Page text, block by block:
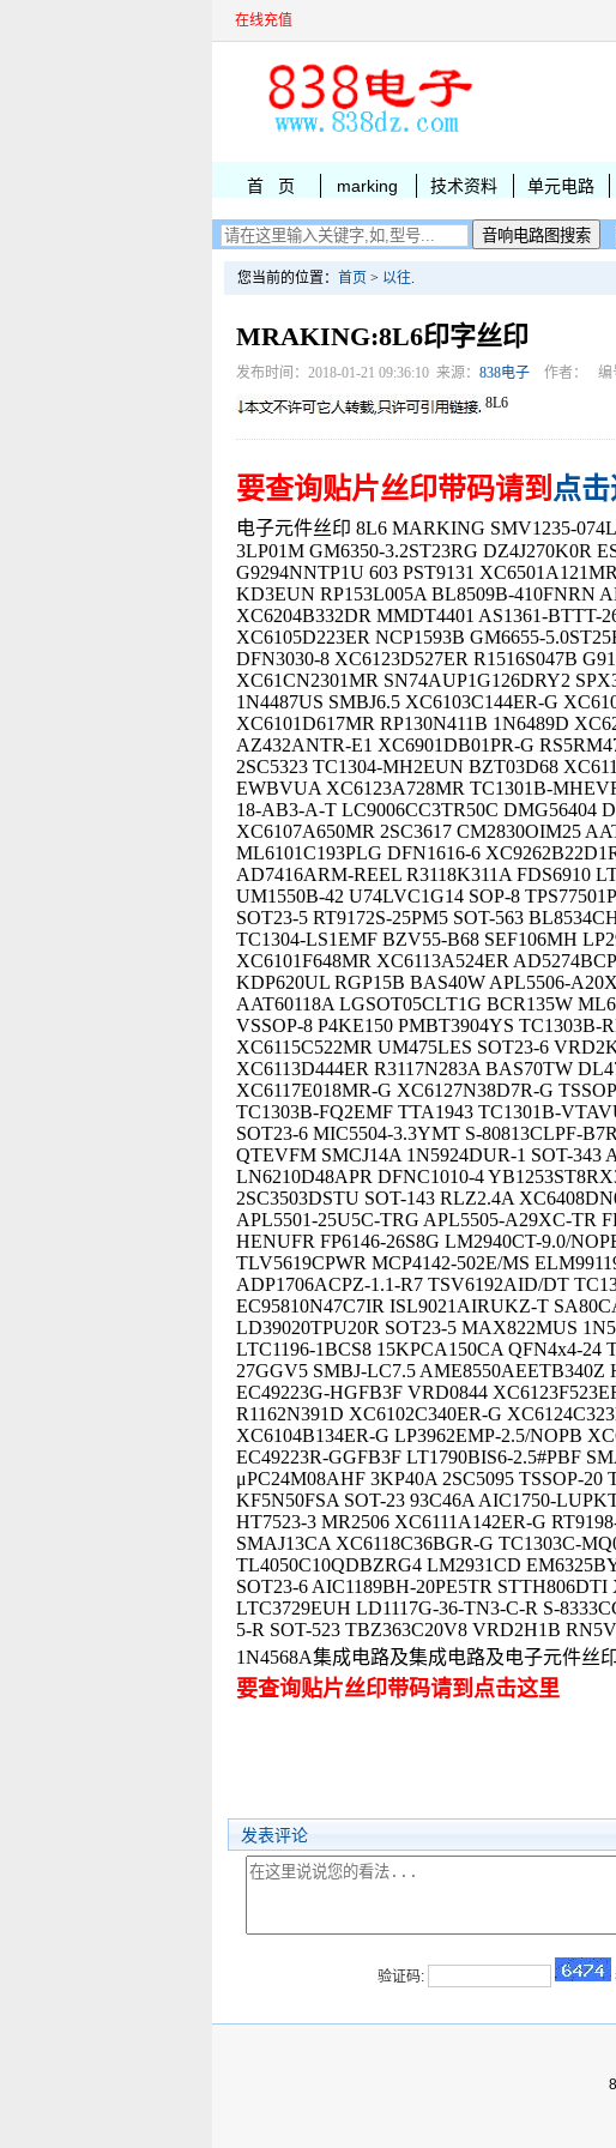
在线充值
首 页 marking 技术资料 单元电路
您当前的位置： 首页 > 以往.
MRAKING:8L6印字丝印
发布时间：2018-01-21 09:36:10 来源： 838电子 作者： 编
8L6
要查询贴片丝印带码请到 点
电子元件丝印 8L6 MARKING SMV1235-
3LP01M GM6350-3.2ST23RG DZ4J270K0R
G9294NNTP1U 603 PST9131
KD3EUN RP153L005A BL8509B-410FNRN
XC6204B332DR MMDT4401 AS1361-BTTT-
XC6105D223ER NCP1593B GM6655-
DFN3030-8 XC6123D527ER R1516S047B
XC61CN2301MR SN74AUP1G126DRY2
1N4487US SMBJ6.5 XC6103C144ER-G
XC6101D617MR RP130N411B 1N6489D
AZ432ANTR-E1 XC6901DB01PR-G
2SC5323 TC1304-MH2EUN BZT03D68
EWBVUA XC6123A728MR TC1301B-
18-AB3-A-T LC9006CC3TR50C DMG56404
XC6107A650MR 2SC3617 CM2830OIM25
ML6101C193PLG DFN1616-6
AD7416ARM-REEL R3118K311A FDS6910
UM1550B-42 U74LVC1G14 SOP-8
SOT23-5 RT9172S-25PM5 SOT-563
TC1304-LS1EMF BZV55-B68 SEF106MH
XC6101F648MR XC6113A524ER
KDP620UL RGP15B BAS40W APL5506-
AAT60118A LGSOT05CLT1G BCR135W
VSSOP-8 P4KE150 PMBT3904YS
XC6115C522MR UM475LES SOT23-6
XC6113D444ER R3117N283A BAS70TW
XC6117E018MR-G XC6127N38D7R-G
TC1303B-FQ2EMF TTA1943 TC1301B-
SOT23-6 MIC5504-3.3YMT S-80813CLPF-
QTEVFM SMCJ14A 1N5924DUR-1 SOT-343
LN6210D48APR DFNC1010-4
2SC3503DSTU SOT-143 RLZ2.4A
APL5501-25U5C-TRG APL5505-A29XC-TR
HENUFR FP6146-26S8G LM2940CT-9.0/
TLV5619CPWR MCP4142-502E/MS
ADP1706ACPZ-1.1-R7 TSV6192AID/DT
EC95810N47C7IR ISL9021AIRUKZ-T
LD39020TPU20R SOT23-5 MAX822MUS
LTC1196-1BCS8 15KPCA150CA QFN4x4-
27GGV5 SMBJ-LC7.5 AME8550AEETB340Z
EC49223G-HGFB3F VRD0844
R1162N391D XC6102C340ER-G
XC6104B134ER-G LP3962EMP-2.5/NOPB
EC49223R-GGFB3F LT1790BIS6-2.5#PBF
μPC24M08AHF 3KP40A 2SC5095 TSSOP-
KF5N50FSA SOT-23 93C46A AIC1750-
HT7523-3 MR2506 XC6111A142ER-G
SMAJ13CA XC6118C36BGR-G TC1303C-
TL4050C10QDBZRG4 LM2931CD
SOT23-6 AIC1189BH-20PE5TR
LTC3729EUH LD1117G-36-TN3-C-R S-
5-R SOT-523 TBZ363C20V8 VRD2H1B
1N4568A集成电路及集成电路及电子元件丝
要查询贴片丝印带码请到点击这里
发表评论
验证码: